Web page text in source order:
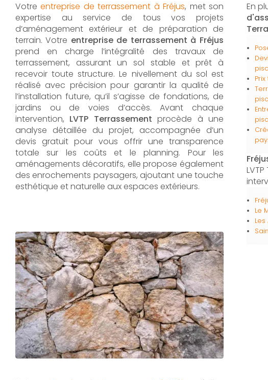
Votre entreprise de terrassement à Fréjus, met son
expertise au service de tous vos projets
d’aménagement extérieur et de préparation de
terrain. Votre entreprise de terrassement à Fréjus
prend en charge l’intégralité des travaux de
terrassement, assurant un sol stable et prêt à
recevoir toute structure. Le nivellement du sol est
réalisé avec précision pour garantir la qualité de
l’installation future, qu’il s’agisse de fondations, de
jardins ou de voies d’accès. Avant chaque
intervention, LVTP Terrassementprocède à une
analyse détaillée du projet, accompagnée d’un
devis gratuit pour vous offrir une transparence
totale sur les coûts et le planning. Pour les
aménagements décoratifs, elle propose également
des enrochements paysagers, ajoutant une touche
esthétique et naturelle aux espaces extérieurs.
En
Le
Les